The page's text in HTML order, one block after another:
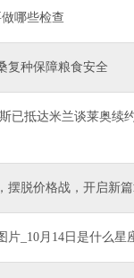
哪些检查
复种保障粮食安全
已抵达米兰谈莱奥续
摆脱价格战，开启新
片_10月14日是什么星